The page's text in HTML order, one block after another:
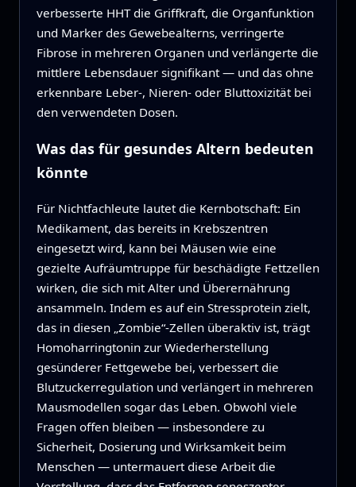
verbesserte HHT die Griffkraft, die Organfunktion
und Marker des Gewebealterns, verringerte
Fibrose in mehreren Organen und verlängerte die
mittlere Lebensdauer signifikant — und das ohne
erkennbare Leber-, Nieren- oder Bluttoxizität bei
den verwendeten Dosen.
Was das für gesundes Altern bedeuten
könnte
Für Nichtfachleute lautet die Kernbotschaft: Ein
Medikament, das bereits in Krebszentren
eingesetzt wird, kann bei Mäusen wie eine
gezielte Aufräumtruppe für beschädigte Fettzellen
wirken, die sich mit Alter und Überernährung
ansammeln. Indem es auf ein Stressprotein zielt,
das in diesen „Zombie“-Zellen überaktiv ist, trägt
Homoharringtonin zur Wiederherstellung
gesünderer Fettgewebe bei, verbessert die
Blutzuckerregulation und verlängert in mehreren
Mausmodellen sogar das Leben. Obwohl viele
Fragen offen bleiben — insbesondere zu
Sicherheit, Dosierung und Wirksamkeit beim
Menschen — untermauert diese Arbeit die